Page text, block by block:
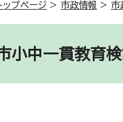
ップページ > 市政情報 > 市
小中一貫教育